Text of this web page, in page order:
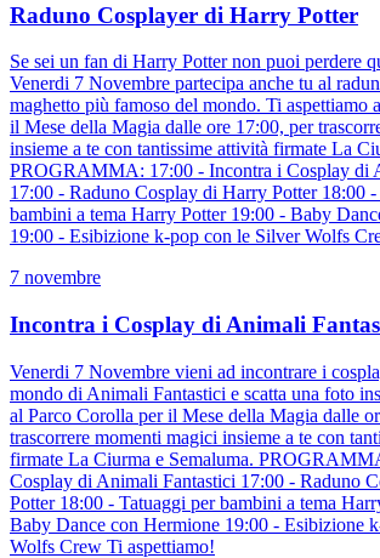
Raduno Cosplayer di Harry Potter
Se sei un fan di Harry Potter non puoi perdere
Venerdi 7 Novembre partecipa anche tu al
maghetto più famoso del mondo. Ti aspettiamo
il Mese della Magia dalle ore 17:00, per
insieme a te con tantissime attività firmate La
PROGRAMMA: 17:00 - Incontra i Cosplay di
17:00 - Raduno Cosplay di Harry Potter 18:00
bambini a tema Harry Potter 19:00 - Baby
19:00 - Esibizione k-pop con le Silver Wolfs
7 novembre
Incontra i Cosplay di Animali
Venerdi 7 Novembre vieni ad incontrare i
mondo di Animali Fantastici e scatta una foto
al Parco Corolla per il Mese della Magia dalle
trascorrere momenti magici insieme a te con
firmate La Ciurma e Semaluma.
Cosplay di Animali Fantastici 17:00 - Raduno
Potter 18:00 - Tatuaggi per bambini a tema
Baby Dance con Hermione 19:00 - Esibizione
Wolfs Crew Ti aspettiamo!